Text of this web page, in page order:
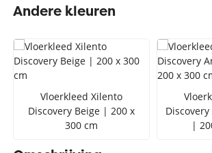
Andere kleuren
Vloerkleed Xilento
Discovery Beige | 200 x
300 cm
|